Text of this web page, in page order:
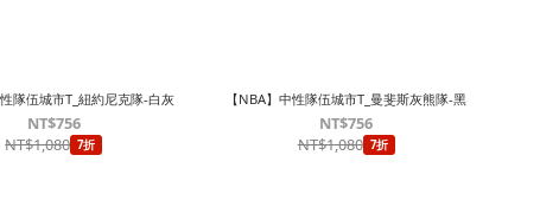
性隊伍城市T_紐約尼克隊-白灰
NT$756
NT$1,080 7折
【NBA】中性隊伍城市T_曼斐斯灰熊隊-黑
NT$756
NT$1,080 7折